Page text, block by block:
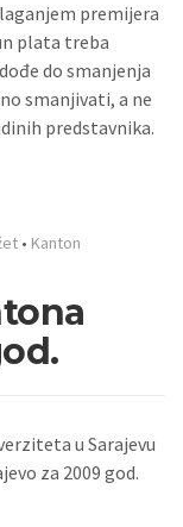
premijera
plata treba
do smanjenja
smanjivati, a ne
predstavnika.
• Kanton
u Sarajevu
za 2009 god.